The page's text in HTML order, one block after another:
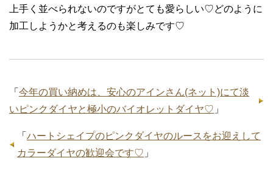
上手く並べられないのですがとても愛らしい♡どのように
加工しようかと考えるのも楽しみです♡
「 今年の買い納めは、安心のアインさん(ネット)にて淡
いピンクダイヤと極小のバイオレットダイヤ♡ 」
「 ハートシェイプのピンクダイヤのルースをお迎えして
カラーダイヤの歓迎会です♡ 」